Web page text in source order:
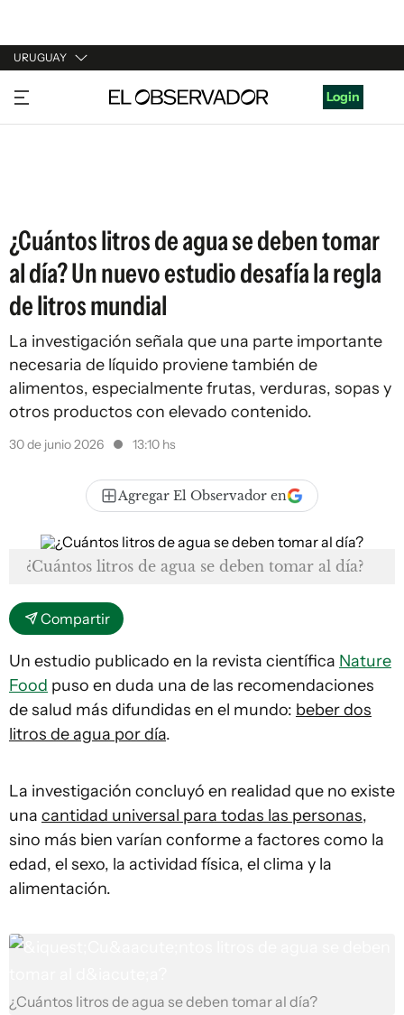
URUGUAY
URUGUAY
ARGENTINA
Login
¿Cuántos litros de agua se deben tomar
al día? Un nuevo estudio desafía la regla
de litros mundial
La investigación señala que una parte importante
necesaria de líquido proviene también de
alimentos, especialmente frutas, verduras, sopas y
otros productos con elevado contenido.
30 de junio 2026 13:10 hs
Agregar El Observador en
¿Cuántos litros de agua se deben tomar al día?
Compartir
Un estudio publicado en la revista científica Nature
Food puso en duda una de las recomendaciones
de salud más difundidas en el mundo: beber dos
litros de agua por día.
La investigación concluyó en realidad que no existe
una cantidad universal para todas las personas,
sino más bien varían conforme a factores como la
edad, el sexo, la actividad física, el clima y la
alimentación.
¿Cuántos litros de agua se deben tomar al día?